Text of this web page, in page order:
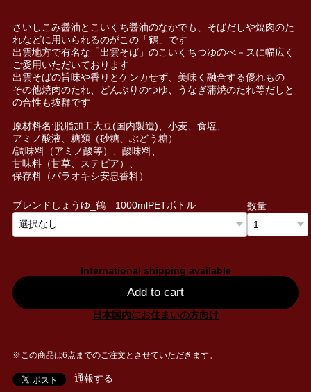
さいしこみ醤油とこいくち醤油のなかでも、そばだしや焼肉のた
れなどに用いられるのがこの「鶴」です
出雲地方で有名な「出雲そば」のこいくちつゆのべ－スに幅広く
ご愛用いただいております
出雲そばの旨味や香りとケンカせず、美味く融合する優れもの
その他焼肉のたれ、どんぶりのつゆ、うなぎ蒲焼のたれ等だしと
の合性も抜群です
原材料名:脱脂加工大豆(国内製造)、小麦、食塩、
アミノ酸液、糖類（砂糖、ぶどう糖）
/調味料（アミノ酸等）、酸味料、
甘味料（甘草、ステビア）、
保存料（パラオキシ安息香料）
ブレンドしょうゆ_鶴 1000mlPETボトル 数量
International shipping available
Add to cart
日本国内にお住まいの方向け
※この商品は6点までのご注文とさせていただきます。
通報する